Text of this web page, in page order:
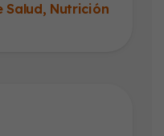
Salud, Nutrición